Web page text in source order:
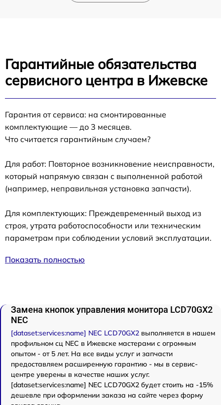
Гарантийные обязательства
сервисного центра в Ижевске
Гарантия от сервиса: на смонтированные
комплектующие — до 3 месяцев.
Что считается гарантийным случаем?
Для работ: Повторное возникновение неисправности,
который напрямую связан с выполненной работой
(например, неправильная установка запчасти).
Для комплектующих: Преждевременный выход из
строя, утрата работоспособности или техническим
параметрам при соблюдении условий эксплуатации.
Показать полностью
Замена кнопок управления монитора LCD70GX2
NEC
[dataset:services:name] NEC LCD70GX2 выполняется в нашем
профильном сц NEC в Ижевске мастерами с огромным
опытом - от 5 лет. На все виды услуг и запчасти
предоставляем расширенную гарантию - мы в сервис-
центре уверены в качестве наших услуг.
[dataset:services:name] NEC LCD70GX2 будет стоить на -15%
дешевле при оформлении заказа на сайте через форму